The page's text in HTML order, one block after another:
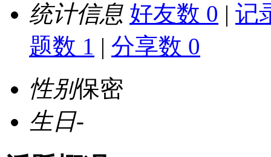
统计信息 好友数 0 | 记
题数 1 | 分享数 0
性别保密
生日-